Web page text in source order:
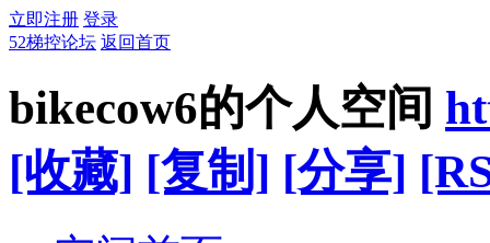
立即注册 登录
52梯控论坛 返回首页
bikecow6的个人空间
[收藏] [复制] [分享]